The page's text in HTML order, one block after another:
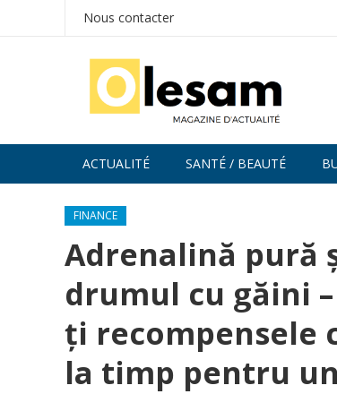
Nous contacter
ACTUALITÉ SANTÉ / BEAUTÉ
FINANCE
Adrenalină pură
drumul cu găini
ți recompensele
la timp pentru